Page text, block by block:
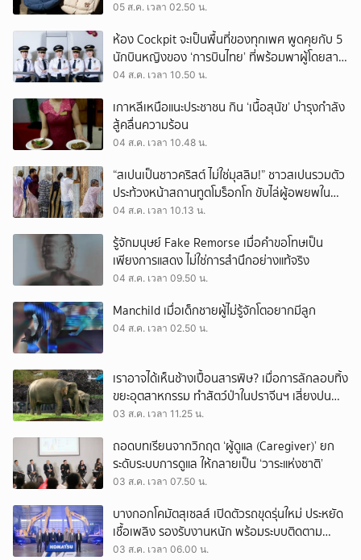
05 ส.ค. เวลา 02.50 น.
ห้อง Cockpit จะเป็นพื้นที่ของทุกเพศ พูดคุยกับ 5
นักบินหญิงของ ‘การบินไทย’ ที่พร้อมพาผู้โดยสาร
บินไปทั่วโลก
04 ส.ค. เวลา 10.50 น.
เกาหลีเหนือแนะประชาชน กิน ‘เนื้อสุนัข’ บำรุงกำลัง
สู้คลื่นความร้อน
04 ส.ค. เวลา 10.48 น.
“สเปนเป็นชาวคริสต์ ไม่ใช่มุสลิม!” ชาวสเปนรวมตัว
ประท้วงหน้าสถานทูตโมร็อกโก ขับไล่ผู้อพยพใน
เมืองเซวตาออกนอกประเทศ
04 ส.ค. เวลา 10.13 น.
รู้จักมนุษย์ Fake Remorse เมื่อคำขอโทษเป็น
เพียงการแสดง ไม่ใช่การสำนึกอย่างแท้จริง
04 ส.ค. เวลา 09.50 น.
Manchild เมื่อเด็กชายผู้ไม่รู้จักโตอยากมีลูก
04 ส.ค. เวลา 02.50 น.
เราอาจได้เห็นช้างเปื้อนสารพิษ? เมื่อการลักลอบทิ้ง
ขยะอุตสาหกรรม ทำสัตว์ป่าในปราจีนฯ เสี่ยงปน
เปื้อน
03 ส.ค. เวลา 11.25 น.
ถอดบทเรียนจากวิกฤต ‘ผู้ดูแล (Caregiver)’ ยก
ระดับระบบการดูแล ให้กลายเป็น ‘วาระแห่งชาติ’
03 ส.ค. เวลา 07.50 น.
บางกอกโคมัตสุเซลส์ เปิดตัวรถขุดรุ่นใหม่ ประหยัด
เชื้อเพลิง รองรับงานหนัก พร้อมระบบติดตาม
เครื่องจักรผ่านดาวเทียม
03 ส.ค. เวลา 06.00 น.